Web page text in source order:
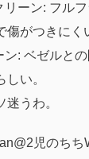
リーン: フル
がつきにく
ン: ベゼルと
い。
うわ。
児のちち